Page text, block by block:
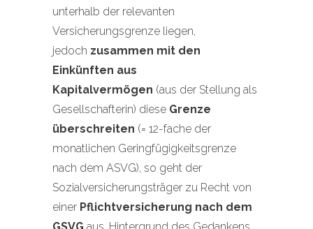
unterhalb der relevanten
Versicherungsgrenze liegen,
jedoch zusammen mit den
Einkünften aus
Kapitalvermögen (aus der Stellung als
Gesellschafterin) diese Grenze
überschreiten (= 12-fache der
monatlichen Geringfügigkeitsgrenze
nach dem ASVG), so geht der
Sozialversicherungsträger zu Recht von
einer Pflichtversicherung nach dem